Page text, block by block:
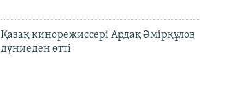
Қазақ кинорежиссері Ардақ Әмірқұлов
дүниеден өтті